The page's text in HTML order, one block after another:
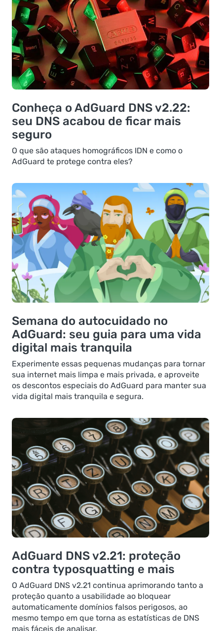
Conheça o AdGuard DNS v2.22:
seu DNS acabou de ficar mais
seguro
O que são ataques homográficos IDN e como o
AdGuard te protege contra eles?
Semana do autocuidado no
AdGuard: seu guia para uma vida
digital mais tranquila
Experimente essas pequenas mudanças para tornar
sua internet mais limpa e mais privada, e aproveite
os descontos especiais do AdGuard para manter sua
vida digital mais tranquila e segura.
AdGuard DNS v2.21: proteção
contra typosquatting e mais
O AdGuard DNS v2.21 continua aprimorando tanto a
proteção quanto a usabilidade ao bloquear
automaticamente domínios falsos perigosos, ao
mesmo tempo em que torna as estatísticas de DNS
mais fáceis de analisar.